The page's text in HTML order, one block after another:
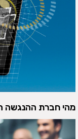
מהי חברת ההנגשה